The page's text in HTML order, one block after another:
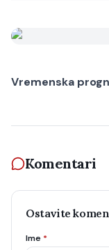
Vremenska
Komentari
Ostavite
Ime *